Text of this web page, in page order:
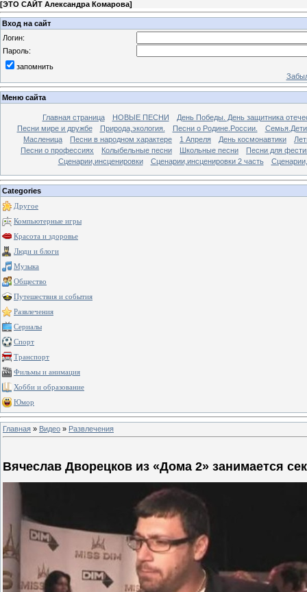
[ЭТО САЙТ Александра Комарова]
Вход на сайт
Логин:
Пароль:
запомнить
Меню сайта
Главная страница НОВЫЕ ПЕСНИ
День Победы. День защитника
Песни мире и дружбе
Природа,экология. Песни о Родине.России.
Масленица
Песни в народном характере 1 Апреля День космонавтики
Песни о профессиях
Колыбельные песни Школьные песни
Песни для
Сценарии,инсценировки
Сценарии,инсценировки 2 часть
Categories
Другое
Компьютерные игры
Красота и здоровье
Люди и блоги
Музыка
Общество
Путешествия и события
Развлечения
Сериалы
Спорт
Транспорт
Фильмы и анимация
Хобби и образование
Юмор
Главная » Видео » Развлечения
Вячеслав Дворецков из «Дома 2» занимается